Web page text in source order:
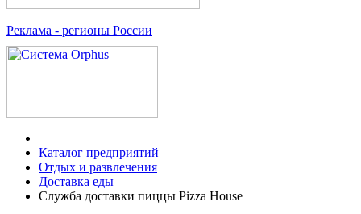
Реклама - регионы России
Каталог предприятий
Отдых и развлечения
Доставка еды
Служба доставки пиццы Pizza House